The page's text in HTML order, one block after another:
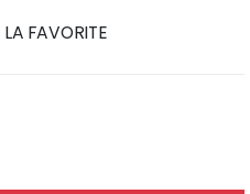
FAVORITE